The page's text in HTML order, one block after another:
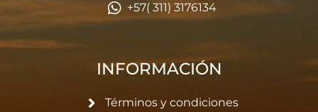
+57( 311) 3176134
INFORMACIÓN
Términos y condiciones